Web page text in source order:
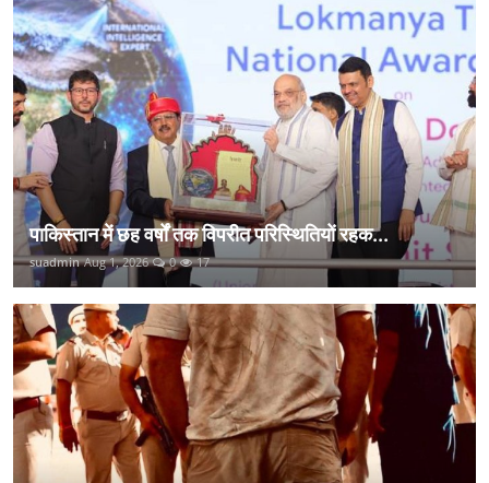
पाकिस्तान में छह वर्षों तक विपरीत परिस्थितियों रहक...
suadmin Aug 1, 2026 0 17